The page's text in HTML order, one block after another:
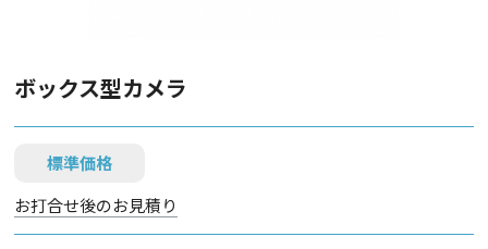
ボックス型カメラ
標準価格
お打合せ後のお見積り